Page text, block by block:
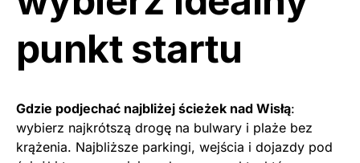
punkt startu
Gdzie podjechać najbliżej ścieżek nad Wisłą:
wybierz najkrótszą drogę na bulwary i plaże bez
krążenia. Najbliższe parkingi, wejścia i dojazdy pod